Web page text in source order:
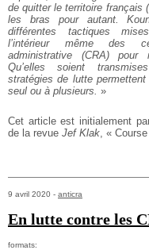
de quitter le territoire français
les bras pour autant.
différentes tactiques
l’intérieur même des
administrative (CRA) pour
Qu’elles soient
stratégies de lutte
seul ou à plusieurs. »
Cet article est initialement
de la revue Jef Klak, «
9 avril 2020 - anticra
En lutte contre les
formats: